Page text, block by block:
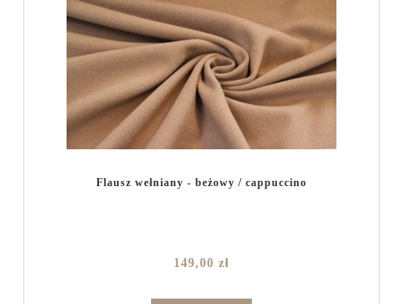
Flausz wełniany - beżowy / cappuccino
149,00 zł